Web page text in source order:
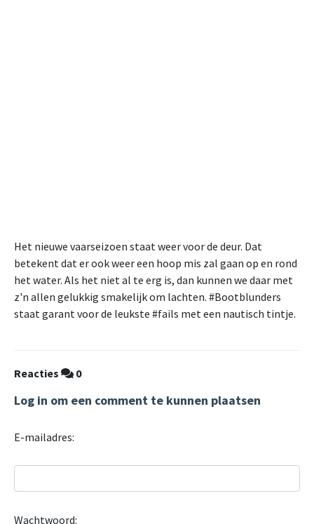
Het nieuwe vaarseizoen staat weer voor de deur. Dat
betekent dat er ook weer een hoop mis zal gaan op en rond
het water. Als het niet al te erg is, dan kunnen we daar met
z'n allen gelukkig smakelijk om lachten. #Bootblunders
staat garant voor de leukste #fails met een nautisch tintje.
Reacties 0
Log in om een comment te kunnen plaatsen
E-mailadres:
Wachtwoord: